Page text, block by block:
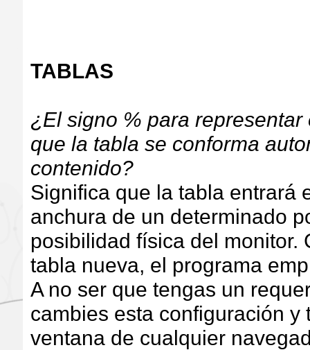
TABLAS
¿El signo % para
que la tabla se conforma
contenido?
Significa que la tabla entrará
anchura de un determinado
posibilidad física del monitor.
tabla nueva, el programa
A no ser que tengas un
cambies esta configuración y
ventana de cualquier